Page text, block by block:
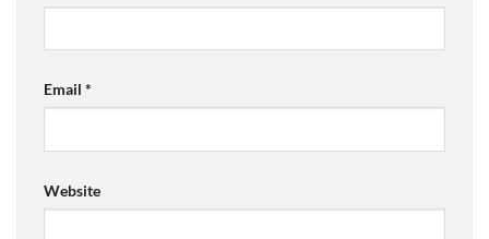
Email *
Website